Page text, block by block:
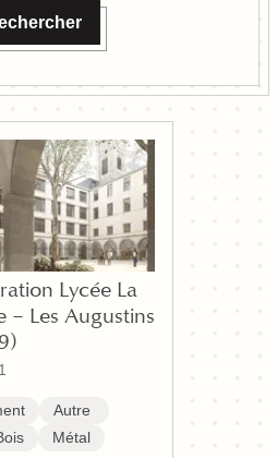
Lycée La
– Les Augustins
Autre
Métal